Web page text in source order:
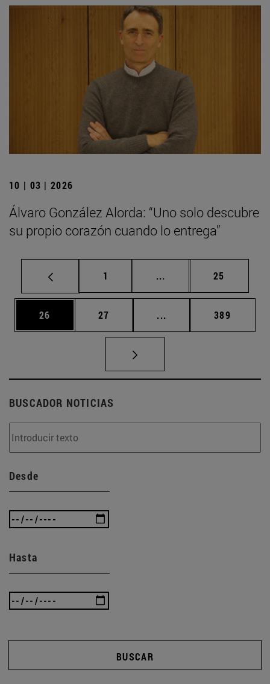
10 | 03 | 2026
Álvaro González Alorda: “Uno solo descubre
su propio corazón cuando lo entrega”
Página
1 ... Páginas intermedias
Página
25
Página
26 Página
27 ... Páginas intermedias
Página
389
BUSCADOR NOTICIAS
Desde
Hasta
BUSCAR